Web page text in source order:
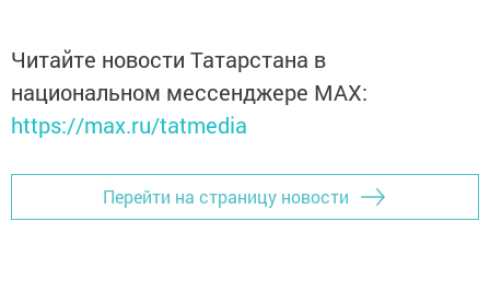
Читайте новости Татарстана в
национальном мессенджере MАХ:
https://max.ru/tatmedia
Перейти на страницу новости